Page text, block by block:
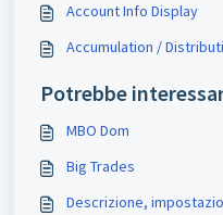
Account Info Display
Accumulation /
Potrebbe
MBO Dom
Big Trades
Descrizione,